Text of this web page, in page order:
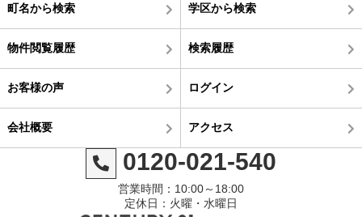
町名から検索 学区から検索
物件閲覧履歴 検索履歴
お客様の声 ログイン
会社概要 アクセス
0120-021-540
営業時間：10:00～18:00
定休日：火曜・水曜日